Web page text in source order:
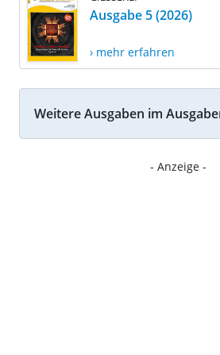
Ausgabe 5 (2026)
› mehr erfahren
Weitere Ausgaben im
- Anzeige -